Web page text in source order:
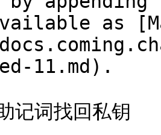
as
11.md).
记词找回私钥